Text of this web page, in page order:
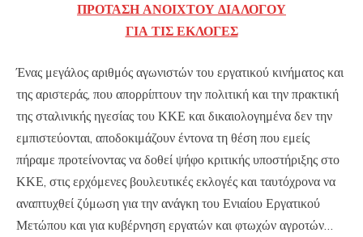
ΠΡΟΤΑΣΗ ΑΝΟΙΧΤΟΥ ΔΙΑΛΟΓΟΥ
ΓΙΑ ΤΙΣ ΕΚΛΟΓΕΣ
Ένας μεγάλος αριθμός αγωνιστών του εργατικού κινήματος και
της αριστεράς, που απορρίπτουν την πολιτική και την πρακτική
της σταλινικής ηγεσίας του ΚΚΕ και δικαιολογημένα δεν την
εμπιστεύονται, αποδοκιμάζουν έντονα τη θέση που εμείς
πήραμε προτείνοντας να δοθεί ψήφο κριτικής υποστήριξης στο
ΚΚΕ, στις ερχόμενες βουλευτικές εκλογές και ταυτόχρονα να
αναπτυχθεί ζύμωση για την ανάγκη του Ενιαίου Εργατικού
Μετώπου και για κυβέρνηση εργατών και φτωχών αγροτών…